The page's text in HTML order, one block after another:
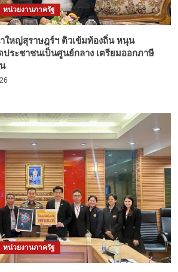
หน่วยงานภาครัฐ
าใหญ่สุราษฎร์ฯ ติวเข้มท้องถิ่น หนุน
ประชาชนเป็นศูนย์กลาง เตรียมออกภาษี
หน่วยงานภาครัฐ